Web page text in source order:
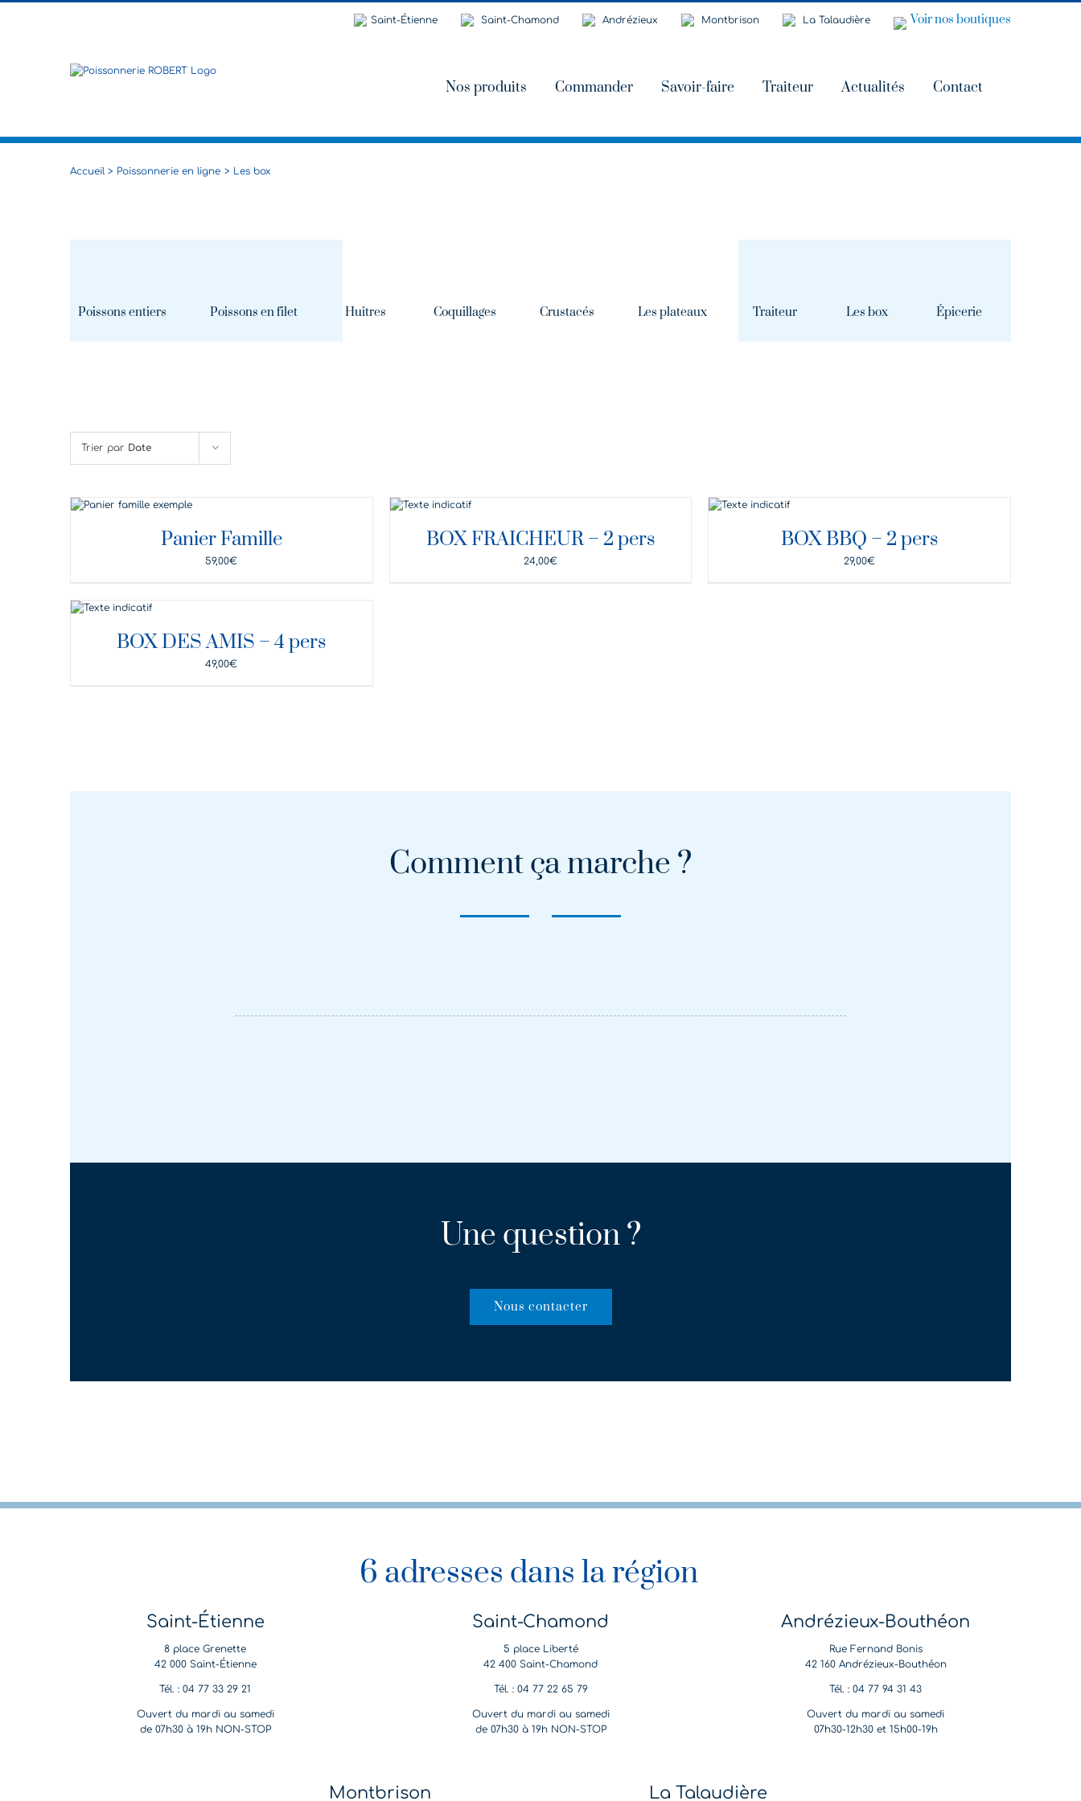
Saint-Étienne Saint-Chamond Andrézieux Montbrison La Talaudière Voir nos boutiques
Nos produits Commander Savoir-faire Traiteur Actualités Contact
Accueil Poissonnerie en ligne Les box
Poissons entiers Poissons en filet Huîtres Coquillages Crustacés Les plateaux Traiteur Les box Épicerie
Trier par Date
DÉTAILS
Panier Famille
59,00€
DÉTAILS
BOX FRAICHEUR – 2 pers
24,00€
DÉTAILS
BOX BBQ – 2 pers
29,00€
DÉTAILS
BOX DES AMIS – 4 pers
49,00€
Comment ça marche ?
Une question ?
Nous contacter
6 adresses dans la région
Saint-Étienne
8 place Grenette
42 000 Saint-Étienne
Tél. : 04 77 33 29 21
Ouvert du mardi au samedi
de 07h30 à 19h NON-STOP
Saint-Chamond
5 place Liberté
42 400 Saint-Chamond
Tél. : 04 77 22 65 79
Ouvert du mardi au samedi
de 07h30 à 19h NON-STOP
Andrézieux-Bouthéon
Rue Fernand Bonis
42 160 Andrézieux-Bouthéon
Tél. : 04 77 94 31 43
Ouvert du mardi au samedi
07h30-12h30 et 15h00-19h
Montbrison La Talaudière